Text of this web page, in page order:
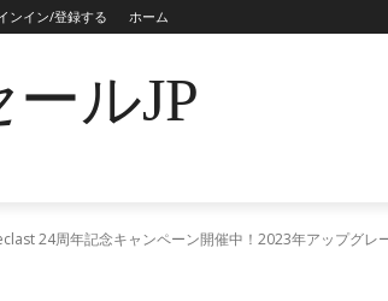
ンイン/登録する ホーム
ルJP
24周年記念キャンペーン開催中！2023年アップグレ